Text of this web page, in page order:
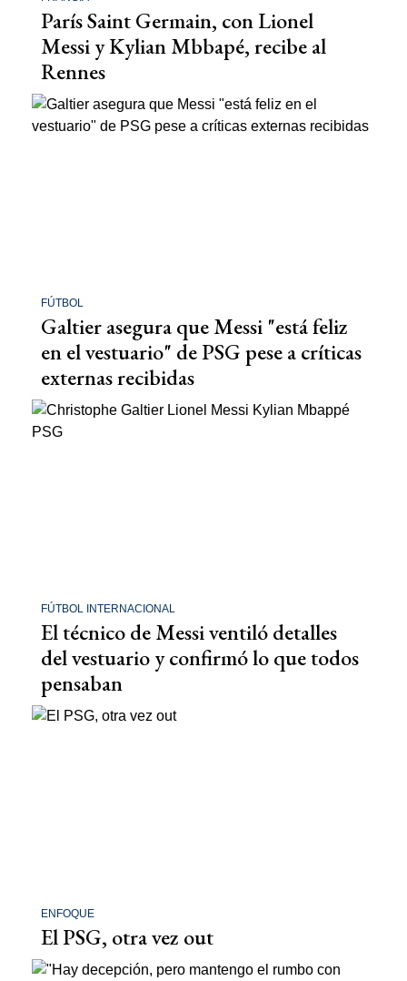
París Saint Germain, con Lionel
Messi y Kylian Mbbapé, recibe al
Rennes
FÚTBOL
Galtier asegura que Messi "está feliz
en el vestuario" de PSG pese a críticas
externas recibidas
FÚTBOL INTERNACIONAL
El técnico de Messi ventiló detalles
del vestuario y confirmó lo que todos
pensaban
ENFOQUE
El PSG, otra vez out